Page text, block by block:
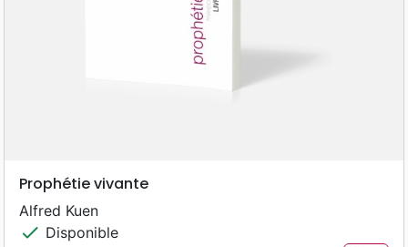
Prophétie vivante
Alfred Kuen
check Disponible